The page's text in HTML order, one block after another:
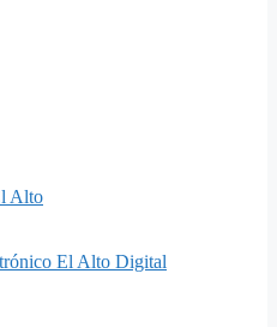
Alto
El Alto Digital